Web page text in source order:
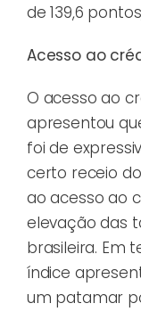
de 139,6
Acesso ao
O acesso ao
apresentou
foi de
certo receio
ao acesso ao
elevação das
brasileira. Em
índice
um patamar